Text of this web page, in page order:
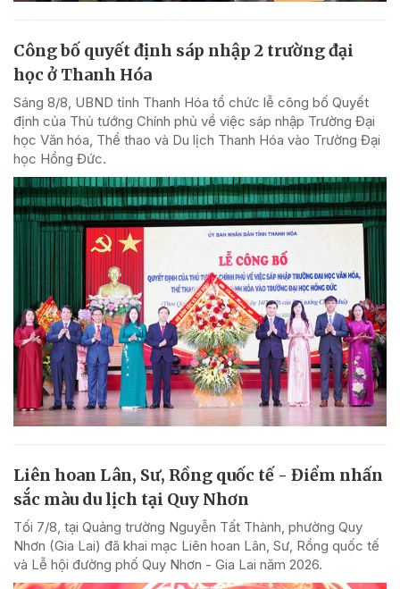
Công bố quyết định sáp nhập 2 trường đại
học ở Thanh Hóa
Sáng 8/8, UBND tỉnh Thanh Hóa tổ chức lễ công bố Quyết
định của Thủ tướng Chính phủ về việc sáp nhập Trường Đại
học Văn hóa, Thể thao và Du lịch Thanh Hóa vào Trường Đại
học Hồng Đức.
Liên hoan Lân, Sư, Rồng quốc tế - Điểm nhấn
sắc màu du lịch tại Quy Nhơn
Tối 7/8, tại Quảng trường Nguyễn Tất Thành, phường Quy
Nhơn (Gia Lai) đã khai mạc Liên hoan Lân, Sư, Rồng quốc tế
và Lễ hội đường phố Quy Nhơn - Gia Lai năm 2026.